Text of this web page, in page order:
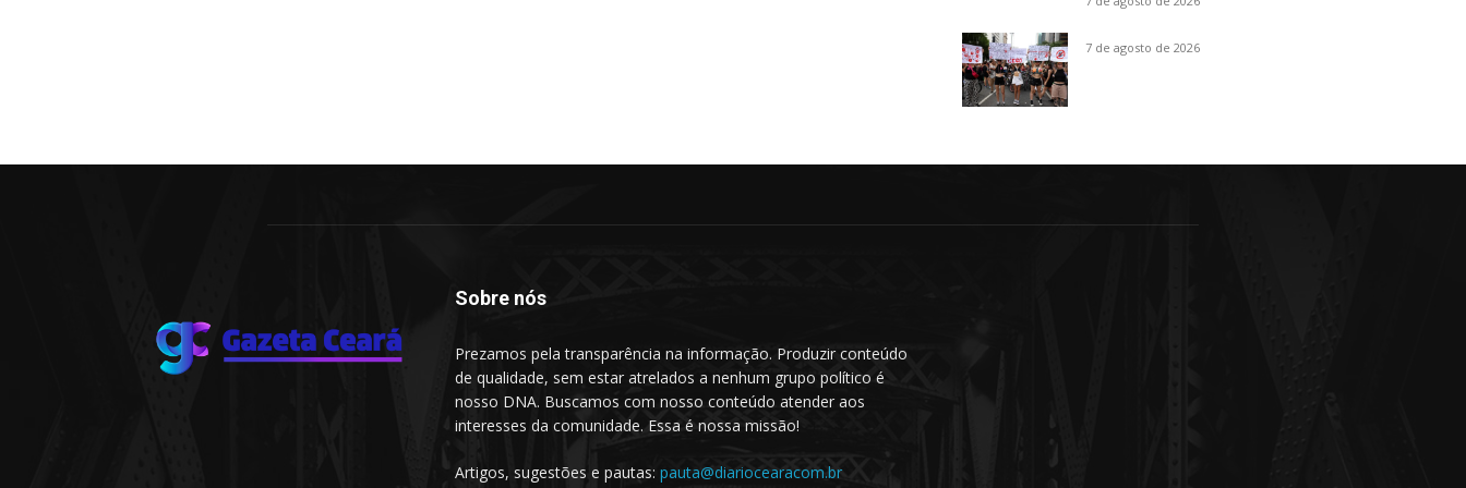
7 de agosto de 2026
Sobre nós
Prezamos pela transparência na informação. Produzir conteúdo
de qualidade, sem estar atrelados a nenhum grupo político é
nosso DNA. Buscamos com nosso conteúdo atender aos
interesses da comunidade. Essa é nossa missão!
Artigos, sugestões e pautas: pauta@diariocearacom.br